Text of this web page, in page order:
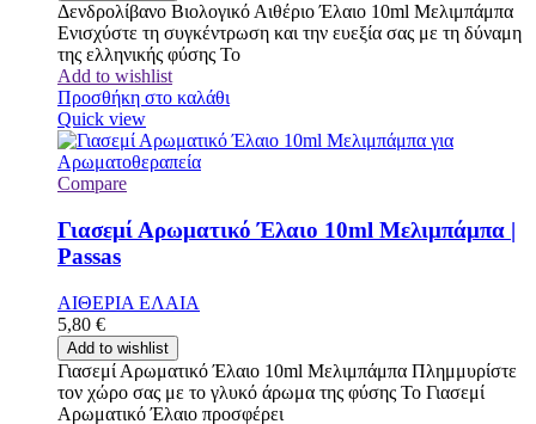
Δενδρολίβανο Βιολογικό Αιθέριο Έλαιο 10ml Μελιμπάμπα
Ενισχύστε τη συγκέντρωση και την ευεξία σας με τη δύναμη
της ελληνικής φύσης Το
Add to wishlist
Προσθήκη στο καλάθι
Quick view
Compare
Γιασεμί Αρωματικό Έλαιο 10ml Μελιμπάμπα |
Passas
ΑΙΘΕΡΙΑ ΕΛΑΙΑ
5,80 €
Add to wishlist
Γιασεμί Αρωματικό Έλαιο 10ml Μελιμπάμπα Πλημμυρίστε
τον χώρο σας με το γλυκό άρωμα της φύσης Το Γιασεμί
Αρωματικό Έλαιο προσφέρει